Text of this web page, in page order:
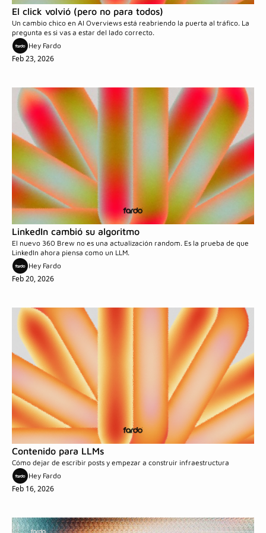
El click volvió (pero no para todos)
Un cambio chico en AI Overviews está reabriendo la puerta al tráfico. La
pregunta es si vas a estar del lado correcto.
Hey Fardo
Feb 23, 2026
LinkedIn cambió su algoritmo
El nuevo 360 Brew no es una actualización random. Es la prueba de que
LinkedIn ahora piensa como un LLM.
Hey Fardo
Feb 20, 2026
Contenido para LLMs
Cómo dejar de escribir posts y empezar a construir infraestructura
Hey Fardo
Feb 16, 2026